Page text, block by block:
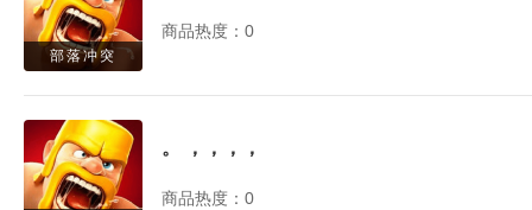
部落冲突
商品热度：0
。 ，，，，
商品热度：0